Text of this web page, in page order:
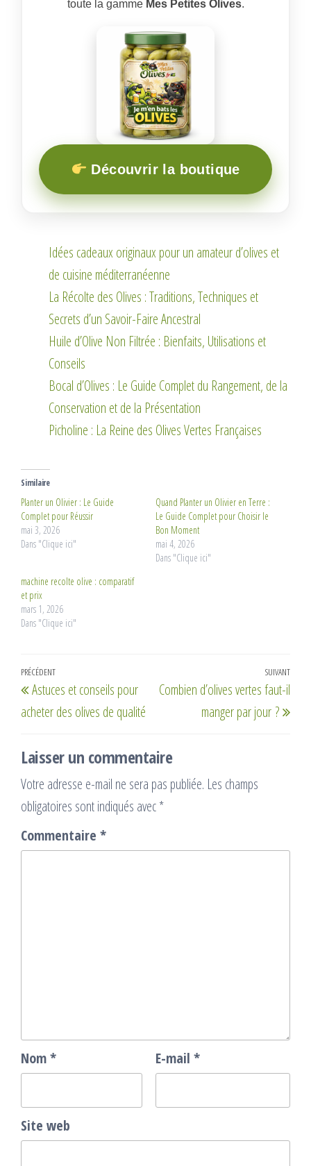
toute la gamme Mes Petites Olives.
Découvrir la boutique
Idées cadeaux originaux pour un amateur d’olives et
de cuisine méditerranéenne
La Récolte des Olives : Traditions, Techniques et
Secrets d’un Savoir-Faire Ancestral
Huile d’Olive Non Filtrée : Bienfaits, Utilisations et
Conseils
Bocal d’Olives : Le Guide Complet du Rangement, de la
Conservation et de la Présentation
Picholine : La Reine des Olives Vertes Françaises
Similaire
Planter un Olivier : Le Guide
Complet pour Réussir
mai 3, 2026
Dans "Clique ici"
Quand Planter un Olivier en Terre :
Le Guide Complet pour Choisir le
Bon Moment
mai 4, 2026
Dans "Clique ici"
machine recolte olive : comparatif
et prix
mars 1, 2026
Dans "Clique ici"
Navigation
de
l’article
Article
précédent
PRÉCÉDENT
Astuces et conseils pour
acheter des olives de qualité
SUIVANT
Combien d’olives vertes faut-il
manger par jour ?
Laisser un commentaire
Votre adresse e-mail ne sera pas publiée. Les champs
obligatoires sont indiqués avec*
Commentaire *
Nom* E-mail *
Site web